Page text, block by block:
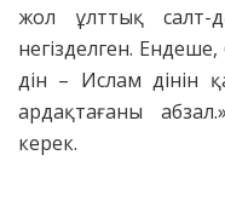
жол ұлттық салт-
негізделген. Ендеше,
дін – Ислам дінін
ардақтағаны
керек.